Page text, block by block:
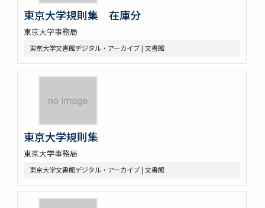
東京大学規則集 在庫分
東京大学事務局
東京大学文書館デジタル・アーカイブ | 文書館
東京大学規則集
東京大学事務局
東京大学文書館デジタル・アーカイブ | 文書館